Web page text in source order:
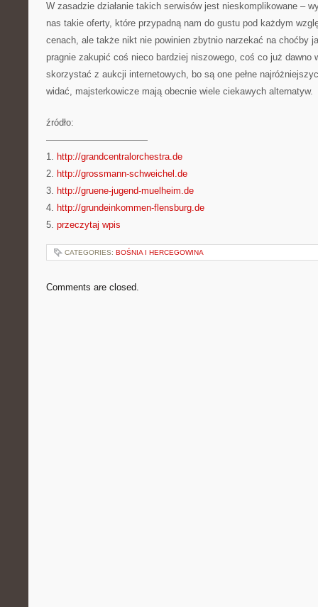
W zasadzie działanie takich serwisów jest nieskomplikowane –
nas takie oferty, które przypadną nam do gustu pod każdym
cenach, ale także nikt nie powinien zbytnio narzekać na choćby
pragnie zakupić coś nieco bardziej niszowego, coś co już dawno
skorzystać z aukcji internetowych, bo są one pełne
widać, majsterkowicze mają obecnie wiele ciekawych alternatyw.
źródło:
———————————
1. http://grandcentralorchestra.de
2. http://grossmann-schweichel.de
3. http://gruene-jugend-muelheim.de
4. http://grundeinkommen-flensburg.de
5. przeczytaj wpis
CATEGORIES: BOŚNIA I HERCEGOWINA
Comments are closed.